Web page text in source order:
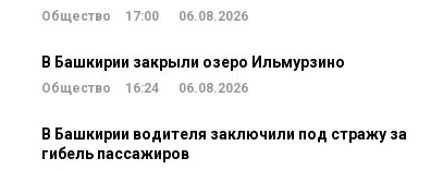
Общество 17:00 06.08.2026
В Башкирии закрыли озеро Ильмурзино
Общество 16:24 06.08.2026
В Башкирии водителя заключили под стражу за
гибель пассажиров